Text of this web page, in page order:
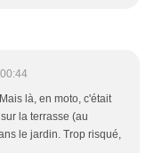
là, en moto, c'était
la terrasse (au
le jardin. Trop risqué,